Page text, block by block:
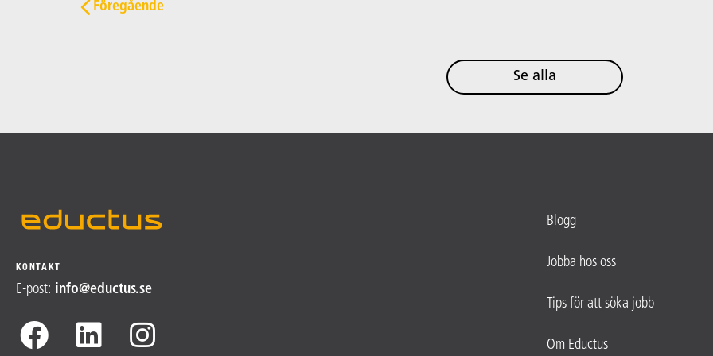
Post navigation
Föregående
Se alla
KONTAKT
E-post: info@​eductus.se
Blogg
Jobba hos oss
Tips för att söka jobb
Om Eductus